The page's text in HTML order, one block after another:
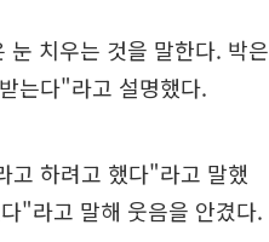
치우는 것을 말한다. 박은
는다"라고 설명했다.
고 하려고 했다"라고 말했
"라고 말해 웃음을 안겼다.